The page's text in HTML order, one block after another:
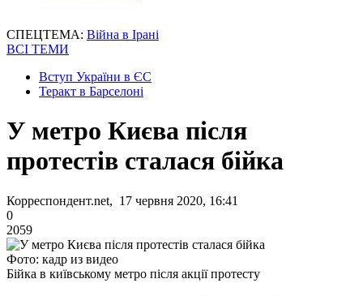
СПЕЦТЕМА: Війна в Ірані
ВСІ ТЕМИ
Вступ України в ЄС
Теракт в Барселоні
У метро Києва після
протестів сталася бійка
Корреспондент.net, 17 червня 2020, 16:41
0
2059
Фото: кадр из видео
Бійка в київському метро після акції протесту